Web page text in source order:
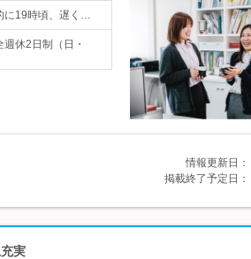
に19時頃、遅く…
休2日制（日・
情報更新日：
掲載終了予定日：
実